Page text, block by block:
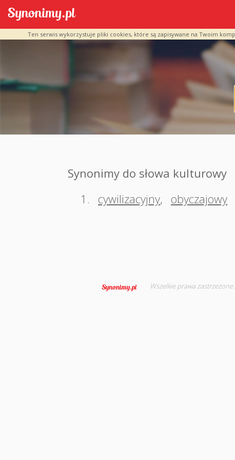
Ten serwis wykorzystuje pliki cookies, które są zapisywane na Twoim
Synonimy do słowa kulturowy
1.
cywilizacyjny, obyczajowy
Wszelkie prawa zastrzeżone.